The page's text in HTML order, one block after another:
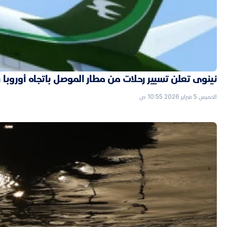
نينوى تعلن تسيير رحلات من مطار الموصل باتجاه أوروبا
الخميس 5 فبراير 2026 10:55 ص